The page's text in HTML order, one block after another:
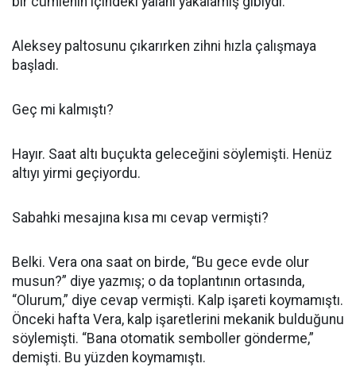
Aleksey paltosunu çıkarırken zihni hızla çalışmaya
başladı.
Geç mi kalmıştı?
Hayır. Saat altı buçukta geleceğini söylemişti. Henüz
altıyı yirmi geçiyordu.
Sabahki mesajına kısa mı cevap vermişti?
Belki. Vera ona saat on birde, “Bu gece evde olur
musun?” diye yazmış; o da toplantının ortasında,
“Olurum,” diye cevap vermişti. Kalp işareti koymamıştı.
Önceki hafta Vera, kalp işaretlerini mekanik bulduğunu
söylemişti. “Bana otomatik semboller gönderme,”
demişti. Bu yüzden koymamıştı.